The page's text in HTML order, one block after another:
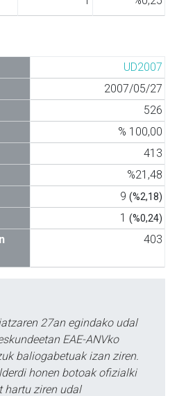
UD2007
2007/05/27
526
% 100,00
413
%21,48
9 (%2,18)
1 (%0,24)
403
27an egindako udal
EAE-ANVko
baliogabetuak izan ziren.
honen botoak ofizialki
hartu ziren udal